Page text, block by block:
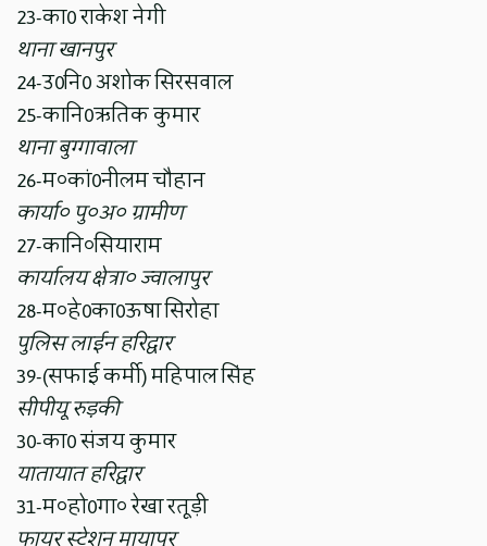
23-का0 राकेश नेगी
थाना खानपुर
24-उ0नि0 अशोक सिरसवाल
25-कानि0ऋतिक कुमार
थाना बुग्गावाला
26-म०कां0नीलम चौहान
कार्या० पु०अ० ग्रामीण
27-कानि०सियाराम
कार्यालय क्षेत्रा० ज्वालापुर
28-म०हे0का0ऊषा सिरोहा
पुलिस लाईन हरिद्वार
39-(सफाई कर्मी) महिपाल सिंह
सीपीयू रुड़की
30-का0 संजय कुमार
यातायात हरिद्वार
31-म०हो0गा० रेखा रतूड़ी